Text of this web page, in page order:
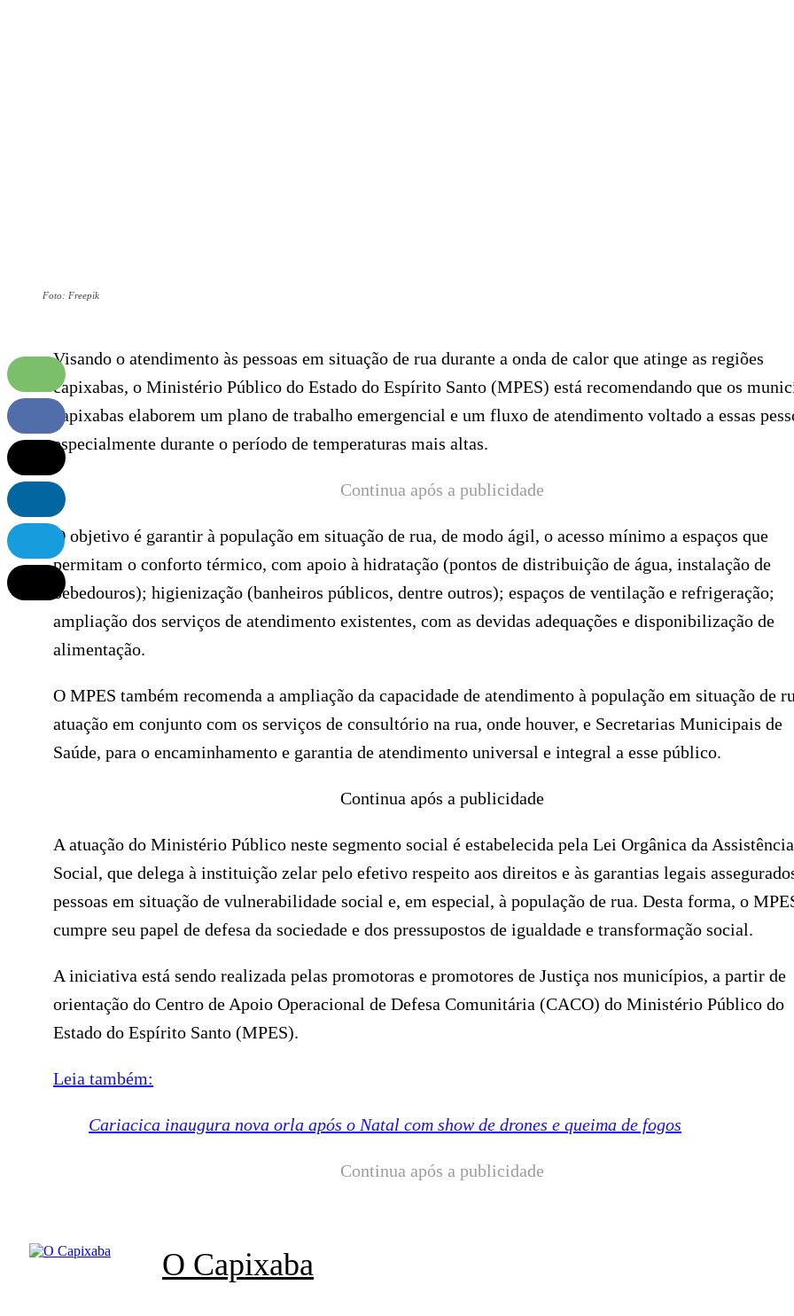
Foto: Freepik
Visando o atendimento às pessoas em situação de rua durante a onda de calor que atinge as regiões
capixabas, o Ministério Público do Estado do Espírito Santo (MPES) está recomendando que os
capixabas elaborem um plano de trabalho emergencial e um fluxo de atendimento voltado a essas
especialmente durante o período de temperaturas mais altas.
Continua após a publicidade
O objetivo é garantir à população em situação de rua, de modo ágil, o acesso mínimo a espaços que
permitam o conforto térmico, com apoio à hidratação (pontos de distribuição de água, instalação de
bebedouros); higienização (banheiros públicos, dentre outros); espaços de ventilação e refrigeração;
ampliação dos serviços de atendimento existentes, com as devidas adequações e disponibilização de
alimentação.
O MPES também recomenda a ampliação da capacidade de atendimento à população em situação de
atuação em conjunto com os serviços de consultório na rua, onde houver, e Secretarias Municipais de
Saúde, para o encaminhamento e garantia de atendimento universal e integral a esse público.
Continua após a publicidade
A atuação do Ministério Público neste segmento social é estabelecida pela Lei Orgânica da Assistência
Social, que delega à instituição zelar pelo efetivo respeito aos direitos e às garantias legais
pessoas em situação de vulnerabilidade social e, em especial, à população de rua. Desta forma, o
cumpre seu papel de defesa da sociedade e dos pressupostos de igualdade e transformação social.
A iniciativa está sendo realizada pelas promotoras e promotores de Justiça nos municípios, a partir de
orientação do Centro de Apoio Operacional de Defesa Comunitária (CACO) do Ministério Público do
Estado do Espírito Santo (MPES).
Leia também:
Cariacica inaugura nova orla após o Natal com show de drones e queima de fogos
Continua após a publicidade
O Capixaba